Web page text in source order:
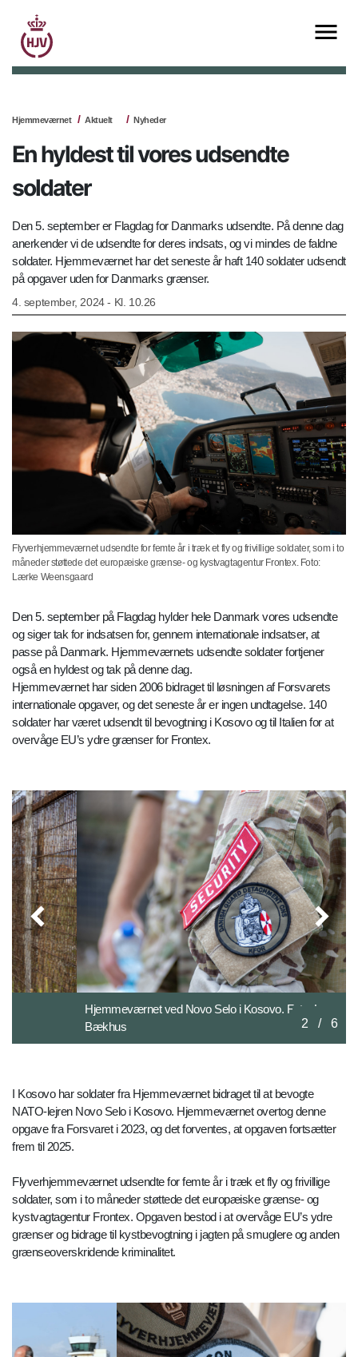
Hjemmeværnet Aktuelt Nyheder
En hyldest til vores udsendte
soldater
Den 5. september er Flagdag for Danmarks udsendte. På denne dag
anerkender vi de udsendte for deres indsats, og vi mindes de faldne
soldater. Hjemmeværnet har det seneste år haft 140 soldater udsendt
på opgaver uden for Danmarks grænser.
4. september, 2024 - Kl. 10.26
Flyverhjemmeværnet udsendte for femte år i træk et fly og frivillige soldater, som i to
måneder støttede det europæiske grænse- og kystvagtagentur Frontex. Foto:
Lærke Weensgaard
Den 5. september på Flagdag hylder hele Danmark vores udsendte
og siger tak for indsatsen for, gennem internationale indsatser, at
passe på Danmark. Hjemmeværnets udsendte soldater fortjener
også en hyldest og tak på denne dag.
Hjemmeværnet har siden 2006 bidraget til løsningen af Forsvarets
internationale opgaver, og det seneste år er ingen undtagelse. 140
soldater har været udsendt til bevogtning i Kosovo og til Italien for at
overvåge EU’s ydre grænser for Frontex.
2 / 6
Hjemmeværnet ved Novo Selo i Kosovo. Foto: Lasse
I Kosovo har soldater fra Hjemmeværnet bidraget til at bevogte
NATO-lejren Novo Selo i Kosovo. Hjemmeværnet overtog denne
opgave fra Forsvaret i 2023, og det forventes, at opgaven fortsætter
frem til 2025.
Flyverhjemmeværnet udsendte for femte år i træk et fly og frivillige
soldater, som i to måneder støttede det europæiske grænse- og
kystvagtagentur Frontex. Opgaven bestod i at overvåge EU’s ydre
grænser og bidrage til kystbevogtning i jagten på smuglere og anden
grænseoverskridende kriminalitet.